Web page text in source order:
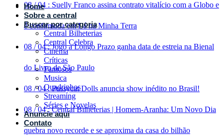
08 / 04 : Suelly Franco assina contrato vitalício com a Globo e
é confirmada em Lá na Minha Terra
08 / 04 : Jogo a Longo Prazo ganha data de estreia na Bienal
do Livro de São Paulo
08 / 04 : Pussycat Dolls anuncia show inédito no Brasil!
08 / 04 : Central Bilheterias | Homem-Aranha: Um Novo Dia
quebra novo recorde e se aproxima da casa do bilhão
Home
Sobre a central
Buscar por categoria
Central Bilheterias
Central Celebra
Cinema
Críticas
Famosos
Musica
Quadrinhos
Streaming
Séries e Novelas
Anuncie aqui
Contato